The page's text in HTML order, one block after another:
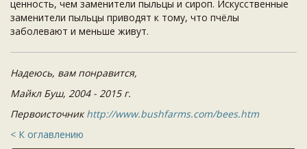
ценность, чем заменители пыльцы и сироп. Искусственные
заменители пыльцы приводят к тому, что пчёлы
заболевают и меньше живут.
Надеюсь, вам понравится,
Майкл Буш, 2004 - 2015 г.
Первоисточникhttp://www.bushfarms.com/bees.htm
< К оглавлению